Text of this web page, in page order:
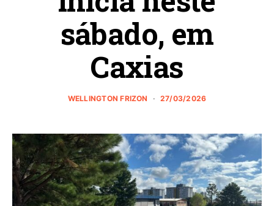
sábado, em
Caxias
WELLINGTON FRIZON 27/03/2026